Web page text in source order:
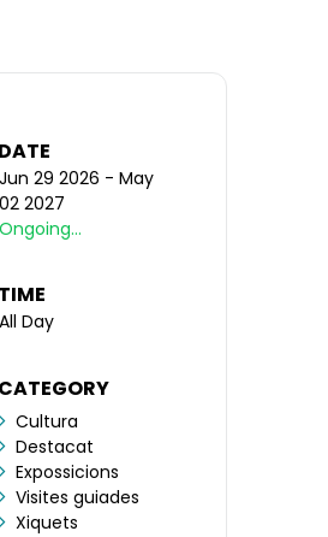
DATE
Jun 29 2026 - May
02 2027
Ongoing...
TIME
All Day
CATEGORY
Cultura
Destacat
Expossicions
Visites guiades
Xiquets